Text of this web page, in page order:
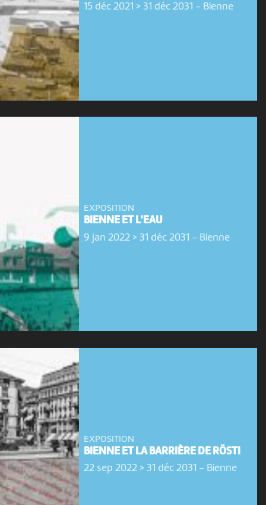
15 déc 2021 > 31 déc 2031 - Bienne
EXPOSITION
BIENNE ET L'EAU
9 jan 2022 > 31 déc 2031 - Bienne
EXPOSITION
BIENNE ET LA BARRIÈRE DE RÖSTI
22 sep 2022 > 31 déc 2031 - Bienne